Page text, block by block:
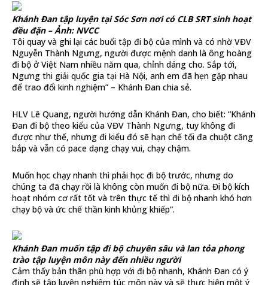
Khánh Đan tập luyện tại Sóc Sơn nơi có CLB SRT sinh hoạt
đều đặn – Ảnh: NVCC
Tôi quay và ghi lại các buổi tập đi bộ của mình và có nhờ VĐV
Nguyễn Thành Ngưng, người được mệnh danh là ông hoàng
đi bộ ở Việt Nam nhiều năm qua, chỉnh dáng cho. Sắp tới,
Ngưng thi giải quốc gia tại Hà Nội, anh em đã hẹn gặp nhau
để trao đổi kinh nghiệm” – Khánh Đan chia sẻ.
HLV Lê Quang, người hướng dẫn Khánh Đan, cho biết: “Khánh
Đan đi bộ theo kiểu của VĐV Thành Ngưng, tuy không đi
được như thế, nhưng đi kiểu đó sẽ hạn chế tối đa chuột căng
bắp và vẫn có pace dạng chạy vui, chạy chậm.
Muốn học chạy nhanh thì phải học đi bộ trước, nhưng do
chúng ta đã chạy rồi là không còn muốn đi bộ nữa. Đi bộ kích
hoạt nhóm cơ rất tốt và trên thực tế thì đi bộ nhanh khó hơn
chạy bộ và ức chế thần kinh khủng khiếp”.
Khánh Đan muốn tập đi bộ chuyên sâu và lan tỏa phong
trào tập luyện môn này đến nhiều người
Cảm thấy bản thân phù hợp với đi bộ nhanh, Khánh Đan có ý
định sẽ tập luyện nghiêm túc môn này và sẽ thực hiện một ý